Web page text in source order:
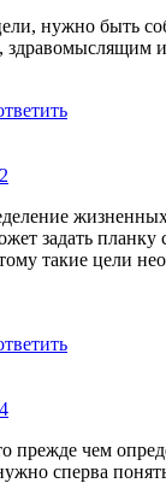
нужно быть
здравомыслящим
задать планку
такие цели
прежде чем
сперва